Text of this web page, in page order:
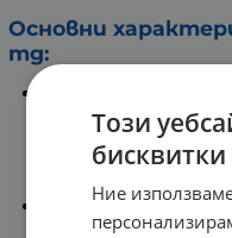
Основни
mg:
флавоноид,
антиоксидантни
защитата на
причинен от
Подкрепа за
физетин участват
Този
бисквитки
Ние